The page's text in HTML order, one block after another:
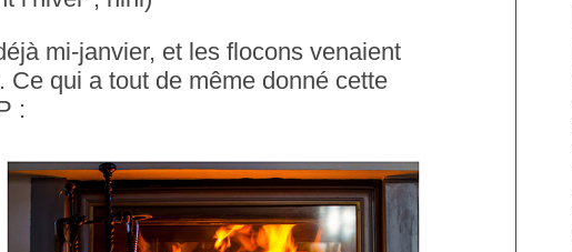
mi-janvier, et les flocons venaient
Ce qui a tout de même donné cette
: